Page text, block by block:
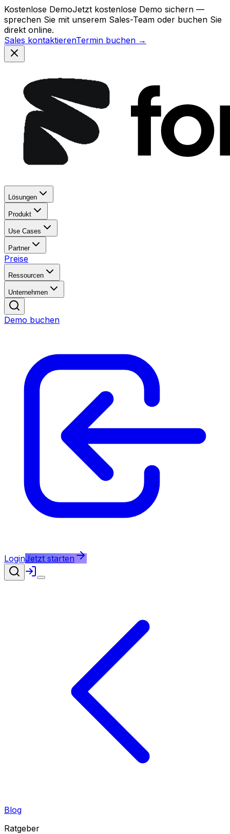
Kostenlose DemoJetzt kostenlose Demo sichern —
sprechen Sie mit unserem Sales-Team oder buchen Sie
direkt online.
Sales kontaktierenTermin buchen →
Lösungen
Produkt
Use Cases
Partner
Preise
Ressourcen
Unternehmen
Demo buchen
LoginJetzt starten
Blog
Ratgeber